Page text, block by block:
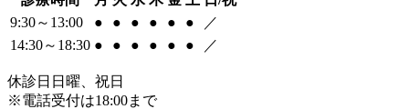
9:30～13:00
● ● ● ● ● ●
／
14:30～18:30 ● ● ● ● ● ● ／
休診日 日曜、祝日
※電話受付は18:00まで